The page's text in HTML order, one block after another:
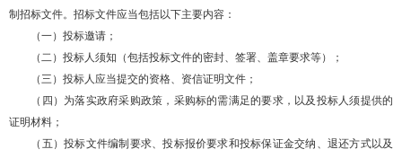
制招标文件。招标文件应当包括以下主要内容：
（一）投标邀请；
（二）投标人须知（包括投标文件的密封、签署、盖章要求等）；
（三）投标人应当提交的资格、资信证明文件；
（四）为落实政府采购政策，采购标的需满足的要求，以及投标人须提供的
证明材料；
（五）投标文件编制要求、投标报价要求和投标保证金交纳、退还方式以及